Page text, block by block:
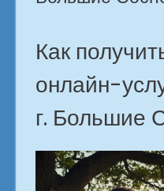
Как
онлайн-
г. Большие